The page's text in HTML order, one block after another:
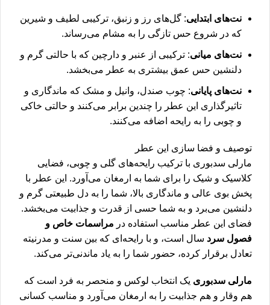
نت‌های ابتدایی: گل‌های رز و زنبق، ترکیبی لطیف و شیرین
که در شروع حس تازگی را به مشام می‌رساند.
نت‌های میانی: ترکیبی از عنبر و دارچین که با حالتی گرم و
دلنشین حس عمق بیشتری به عطر می‌بخشد.
نت‌های پایانی: چوب صندل، وانیل و مشک که ماندگاری و
تاثیرگذاری این عطر را چندین برابر می‌کنند و حالتی خاکی
و چوبی را به رایحه اضافه می‌کنند.
توصیف و فضا سازی این عطر
مارلی سدبوری با ترکیب رایحه‌های گلی و چوبی، فضایی
کلاسیک و شیک را برای شما به ارمغان می‌آورد. این عطر با
پخش بوی عالی و ماندگاری بالا، شما را به دل طبیعتی گرم و
دلنشین می‌برد و به شما حسی از قدرت و جذابیت می‌بخشد.
فضای این عطر مناسب استفاده در مراسمات خاص و
فصول سرد سال است، و با رایحه‌ای که بین سنت و مدرنیته
تعادل برقرار کرده، حضور شما را به یاد ماندنی‌تر می‌کند.
مارلی سدبوری یک انتخاب لوکس و منحصر به فرد است که
هم وقار و هم جذابیت را به ارمغان می‌آورد و مناسب کسانی